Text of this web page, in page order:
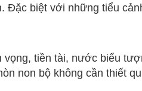
Đặc biệt với những tiểu
tiền tài, nước biểu
non bộ không cần thiết